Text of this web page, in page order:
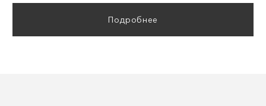
Подробнее